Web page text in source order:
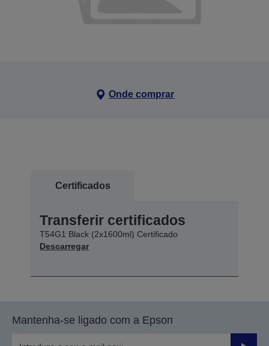
Onde comprar
Certificados
Transferir certificados
T54G1 Black (2x1600ml) Certificado
Descarregar
Mantenha-se ligado com a Epson